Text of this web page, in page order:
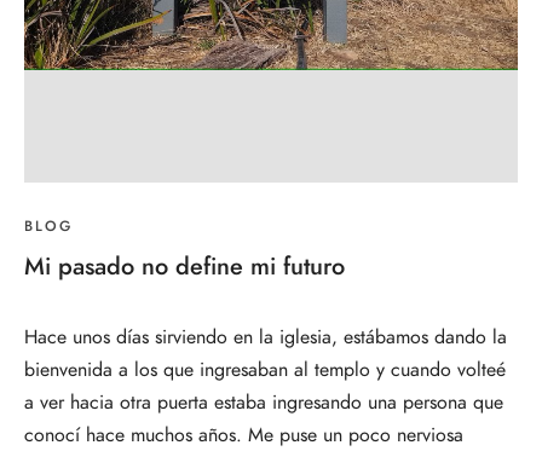
BLOG
Mi pasado no define mi futuro
Hace unos días sirviendo en la iglesia, estábamos dando la
bienvenida a los que ingresaban al templo y cuando volteé
a ver hacia otra puerta estaba ingresando una persona que
conocí hace muchos años. Me puse un poco nerviosa